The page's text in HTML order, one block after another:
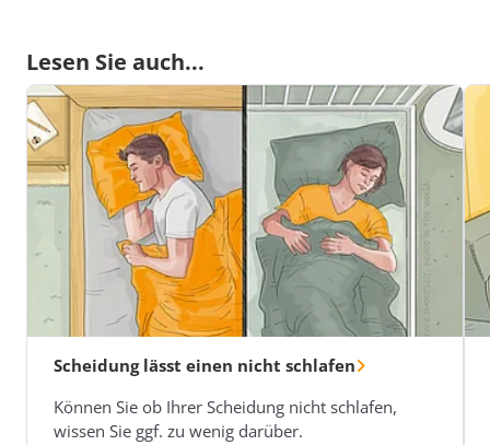
Lesen Sie auch...
Scheidung lässt einen nicht schlafen
Können Sie ob Ihrer Scheidung nicht schlafen,
wissen Sie ggf. zu wenig darüber.